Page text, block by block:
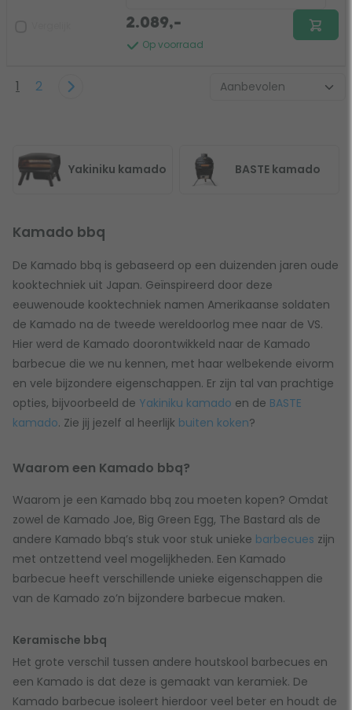
Op voorraad
2.089,-
1 2
Yakiniku kamado BASTE kamado
Kamado bbq
De Kamado bbq is gebaseerd op een duizenden jaren oude
kooktechniek uit Japan. Geïnspireerd door deze
eeuwenoude kooktechniek namen Amerikaanse soldaten
de Kamado na de tweede wereldoorlog mee naar de VS.
Hier werd de Kamado doorontwikkeld naar de Kamado
barbecue die we nu kennen, met haar welbekende eivorm
en vele bijzondere eigenschappen. Er zijn tal van prachtige
opties, bijvoorbeeld de Yakiniku kamado en de BASTE
kamado. Zie jij jezelf al heerlijk buiten koken?
Waarom een Kamado bbq?
Waarom je een Kamado bbq zou moeten kopen? Omdat
zowel de Kamado Joe, Big Green Egg, The Bastard als de
andere Kamado bbq’s stuk voor stuk unieke barbecues zijn
met ontzettend veel mogelijkheden. Een Kamado
barbecue heeft verschillende unieke eigenschappen die
van de Kamado zo’n bijzondere barbecue maken.
Keramische bbq
Het grote verschil tussen andere houtskool barbecues en
een Kamado is dat deze is gemaakt van keramiek. De
Kamado barbecue isoleert hierdoor veel beter en houdt de